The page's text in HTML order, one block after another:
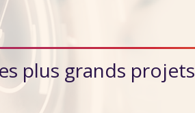
plus grands